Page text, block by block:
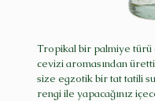
Tropikal bir palmiye türü
cevizi aromasından
size egzotik bir tat tatili
rengi ile yapacağınız